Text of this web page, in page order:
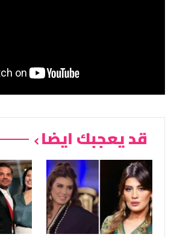
قد يعجبك ايضا